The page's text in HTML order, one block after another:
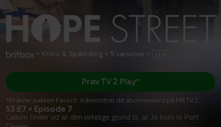
• Krimi & Spænding • 5 sæsoner
S3:E7 • Episode 7
Callum finder ud af den virkelige grund til, at Jo kom til Port
Prøv TV 2 Play*
*Kræver pakken Favorit. Administrer dit abonnement på Mit TV 2.